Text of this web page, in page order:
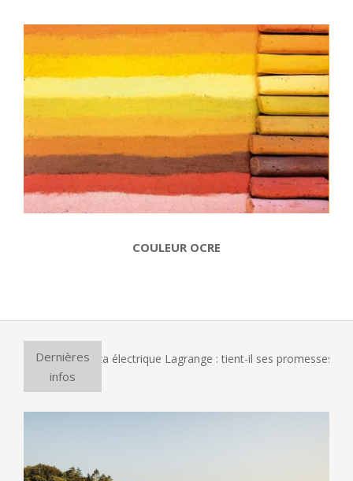
COULEUR OCRE
12-
26
Dernières
infos
le four à pizza électrique Lagrange : tient-il ses promesses ?